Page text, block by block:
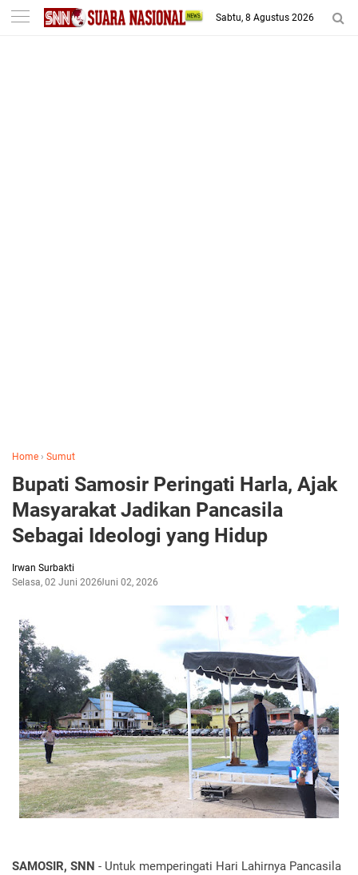
-->
Sabtu, 8 Agustus 2026
Home › Sumut
Bupati Samosir Peringati Harla, Ajak
Masyarakat Jadikan Pancasila
Sebagai Ideologi yang Hidup
Irwan Surbakti
Selasa, 02 Juni 2026Juni 02, 2026
SAMOSIR, SNN - Untuk memperingati Hari Lahirnya Pancasila